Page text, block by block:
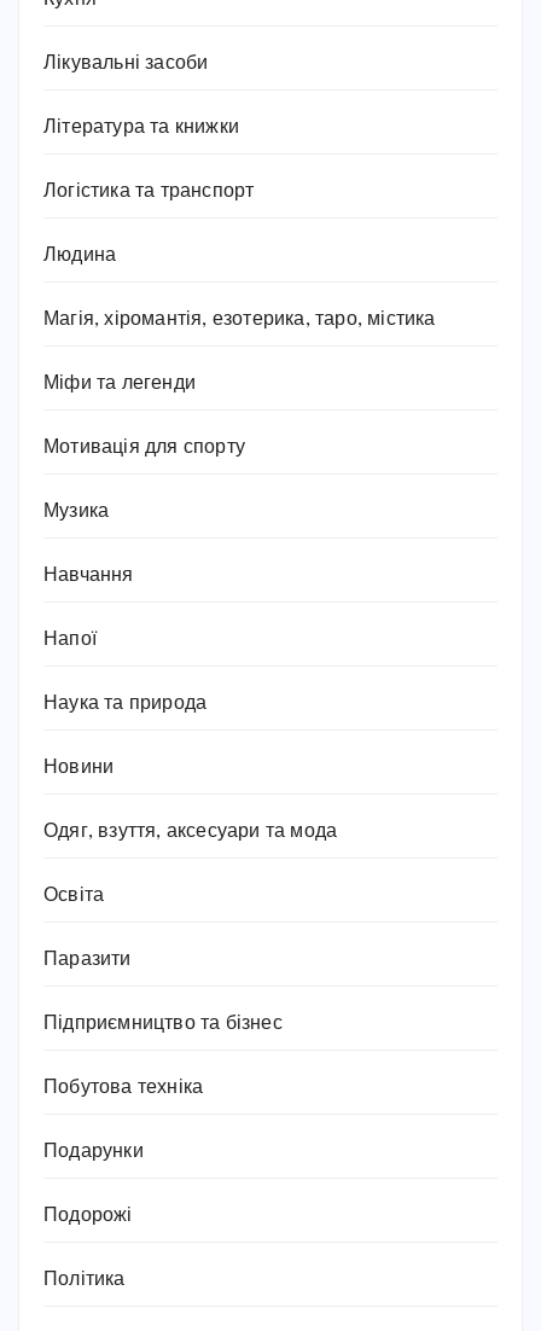
Лікувальні засоби
Література та книжки
Логістика та транспорт
Людина
Магія, хіромантія, езотерика, таро, містика
Міфи та легенди
Мотивація для спорту
Музика
Навчання
Напої
Наука та природа
Новини
Одяг, взуття, аксесуари та мода
Освіта
Паразити
Підприємництво та бізнес
Побутова техніка
Подарунки
Подорожі
Політика